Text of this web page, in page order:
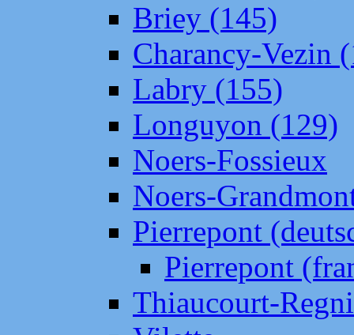
Briey (145)
Charancy-Vezin
Labry (155)
Longuyon (129)
Noers-Fossieux
Noers-
Pierrepont
Pierrepont
Thiaucourt-